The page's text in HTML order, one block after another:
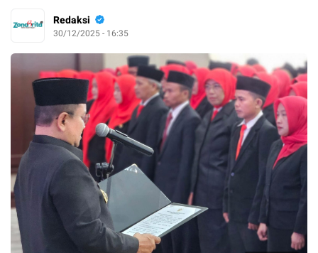
Redaksi
30/12/2025 - 16:35